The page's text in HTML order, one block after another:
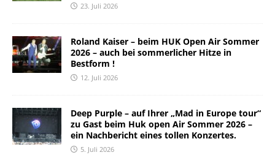
23. Juli 2026
Roland Kaiser – beim HUK Open Air Sommer
2026 – auch bei sommerlicher Hitze in
Bestform !
12. Juli 2026
Deep Purple – auf Ihrer „Mad in Europe tour“
zu Gast beim Huk open Air Sommer 2026 –
ein Nachbericht eines tollen Konzertes.
5. Juli 2026